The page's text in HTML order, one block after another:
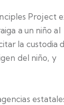
Project
a un niño al
la custodia
del niño, y